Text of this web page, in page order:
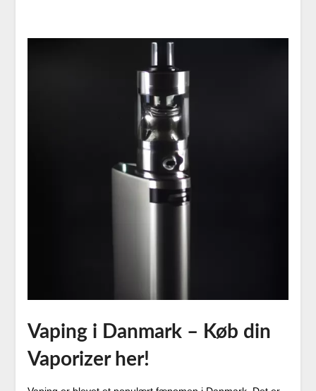
Vaping i Danmark – Køb din
Vaporizer her!